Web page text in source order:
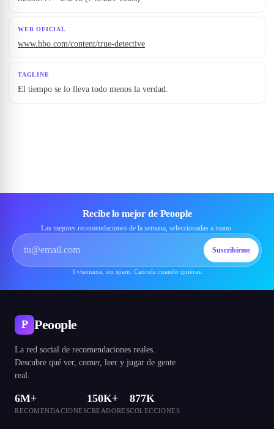
WEB OFICIAL
www.hbo.com/content/true-detective
TAGLINE
El tiempo se lo lleva todo menos la verdad.
Recibe lo mejor de Peoople
Las mejores recomendaciones de la semana, seleccionadas a mano.
Suscribirme
1×/semana, sin spam. Cancela cuando quieras.
P Peoople
La red social de recomendaciones reales.
Descubre qué ver, comer, leer y jugar de gente
real.
6M+
RECOMENDACIONES
150K+
CREADORES
877K
COLECCIONES